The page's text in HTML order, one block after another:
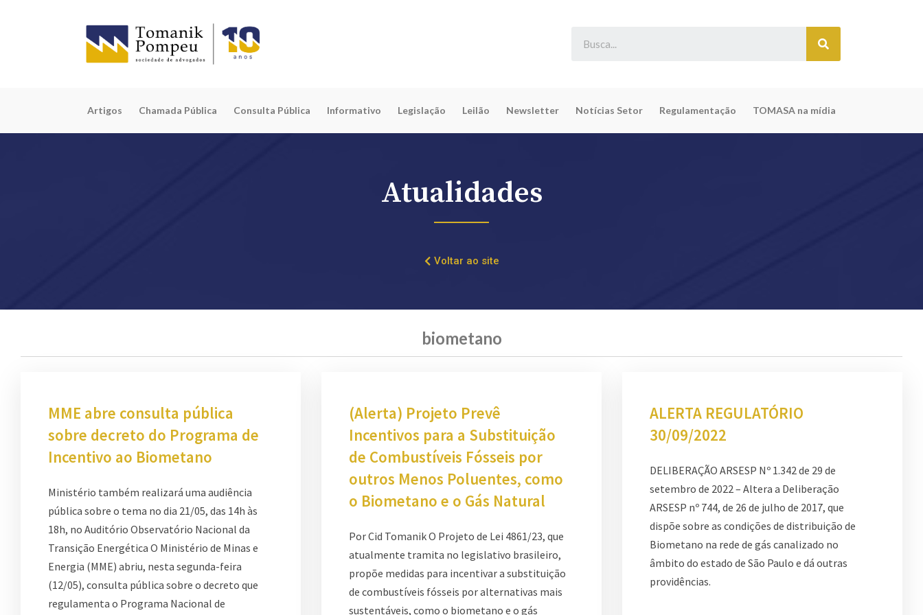
Artigos Chamada Pública Consulta Pública Informativo Legislação Leilão Newsletter Notícias Setor Regulamentação TOMASA na mídia
Atualidades
Voltar ao site
biometano
MME abre consulta pública
sobre decreto do Programa de
Incentivo ao Biometano
Ministério também realizará uma audiência
pública sobre o tema no dia 21/05, das 14h às
18h, no Auditório Observatório Nacional da
Transição Energética O Ministério de Minas e
Energia (MME) abriu, nesta segunda-feira
(12/05), consulta pública sobre o decreto que
regulamenta o Programa Nacional de
(Alerta) Projeto Prevê
Incentivos para a Substituição
de Combustíveis Fósseis por
outros Menos Poluentes, como
o Biometano e o Gás Natural
Por Cid Tomanik O Projeto de Lei 4861/23, que
atualmente tramita no legislativo brasileiro,
propõe medidas para incentivar a substituição
de combustíveis fósseis por alternativas mais
sustentáveis, como o biometano e o gás
ALERTA REGULATÓRIO
30/09/2022
DELIBERAÇÃO ARSESP Nº 1.342 de 29 de
setembro de 2022 – Altera a Deliberação
ARSESP nº 744, de 26 de julho de 2017, que
dispõe sobre as condições de distribuição de
Biometano na rede de gás canalizado no
âmbito do estado de São Paulo e dá outras
providências.